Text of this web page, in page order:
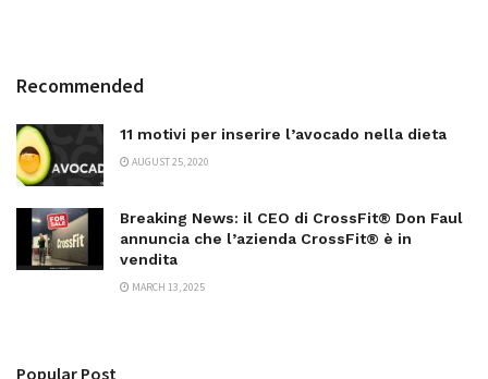
Recommended
11 motivi per inserire l’avocado nella dieta
AUGUST 25, 2020
Breaking News: il CEO di CrossFit® Don Faul
annuncia che l’azienda CrossFit® è in
vendita
MARCH 13, 2025
Popular Post